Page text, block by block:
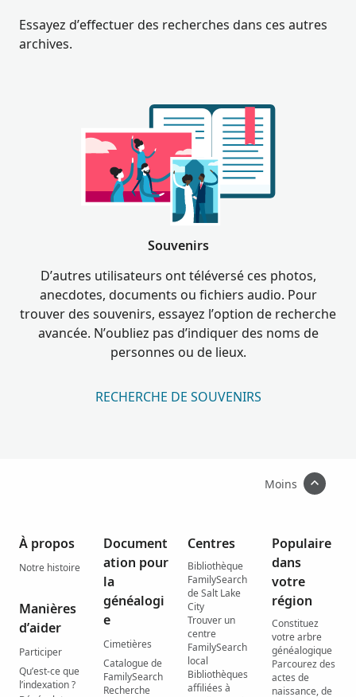
Essayez d’effectuer des recherches dans ces autres
archives.
Souvenirs
D’autres utilisateurs ont téléversé ces photos,
anecdotes, documents ou fichiers audio. Pour
trouver des souvenirs, essayez l’option de recherche
avancée. N’oubliez pas d’indiquer des noms de
personnes ou de lieux.
RECHERCHE DE SOUVENIRS
Moins
À propos
Notre histoire
Manières
d’aider
Participer
Qu’est-ce que
l’indexation ?
Document
ation pour
la
généalogi
e
Cimetières
Catalogue de
FamilySearch
Recherche
Centres
Bibliothèque
FamilySearch
de Salt Lake
City
Trouver un
centre
FamilySearch
local
Bibliothèques
affiliées à
Populaire
dans
votre
région
Constituez
votre arbre
généalogique
Parcourez des
actes de
naissance, de